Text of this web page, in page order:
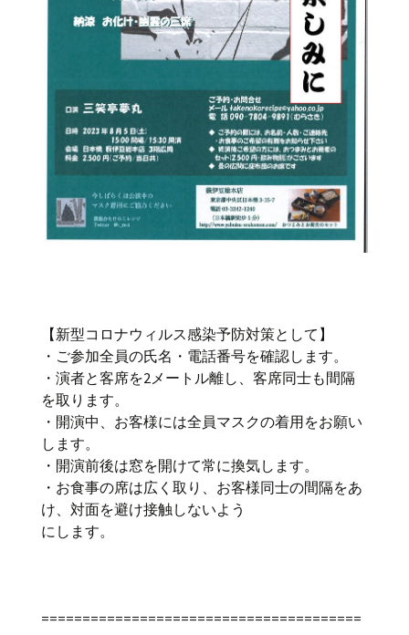
【新型コロナウィルス感染予防対策として】
・ご参加全員の氏名・電話番号を確認します。
・演者と客席を2メートル離し、客席同士も間隔
を取ります。
・開演中、お客様には全員マスクの着用をお願い
します。
・開演前後は窓を開けて常に換気します。
・お食事の席は広く取り、お客様同士の間隔をあ
け、対面を避け接触しないよう
にします。
=======================================